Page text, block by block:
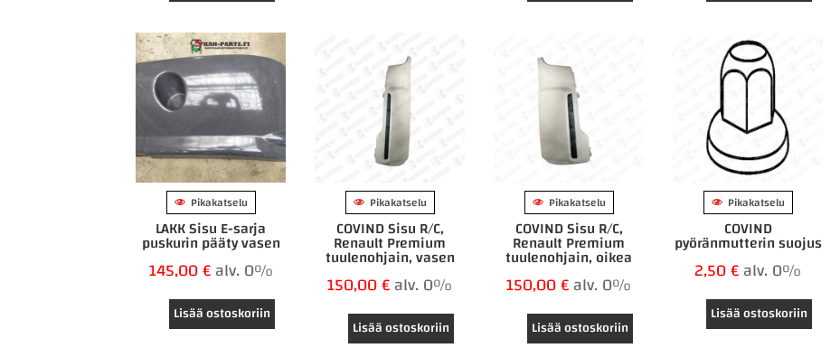
Pikakatselu
LAKK Sisu E-sarja
puskurin pääty vasen
145,00€alv. 0%
Lisää ostoskoriin
Pikakatselu
COVIND Sisu R/C,
Renault Premium
tuulenohjain, vasen
150,00€alv. 0%
Lisää ostoskoriin
Pikakatselu
COVIND Sisu R/C,
Renault Premium
tuulenohjain, oikea
150,00€alv. 0%
Lisää ostoskoriin
Pikakatselu
COVIND
pyöränmutterin suojus
2,50€alv. 0%
Lisää ostoskoriin